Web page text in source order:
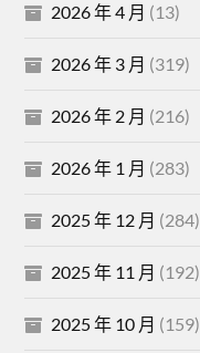
2026 年 4 月 (13)
2026 年 3 月 (319)
2026 年 2 月 (216)
2026 年 1 月 (283)
2025 年 12 月 (284)
2025 年 11 月 (192)
2025 年 10 月 (159)